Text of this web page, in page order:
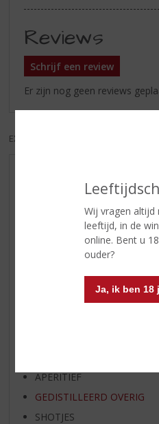
Wij vragen altijd
leeftijd, in de
online. Bent u
ouder?
Ja, ik ben 18
Reviews
Schrijf een review
Er zijn nog geen reviews
EXCL. BTW
WIJN VAN DE MAAND
WHISKY VAN DE MAAND
RUM VAN DE MAAND
BIER VAN DE MAAND
SPIRIT VAN DE MAAND
EXCLUSIEF TOPSLIJTER
APERITIEF
GEDISTILLEERD OVERIG
SHOTJES